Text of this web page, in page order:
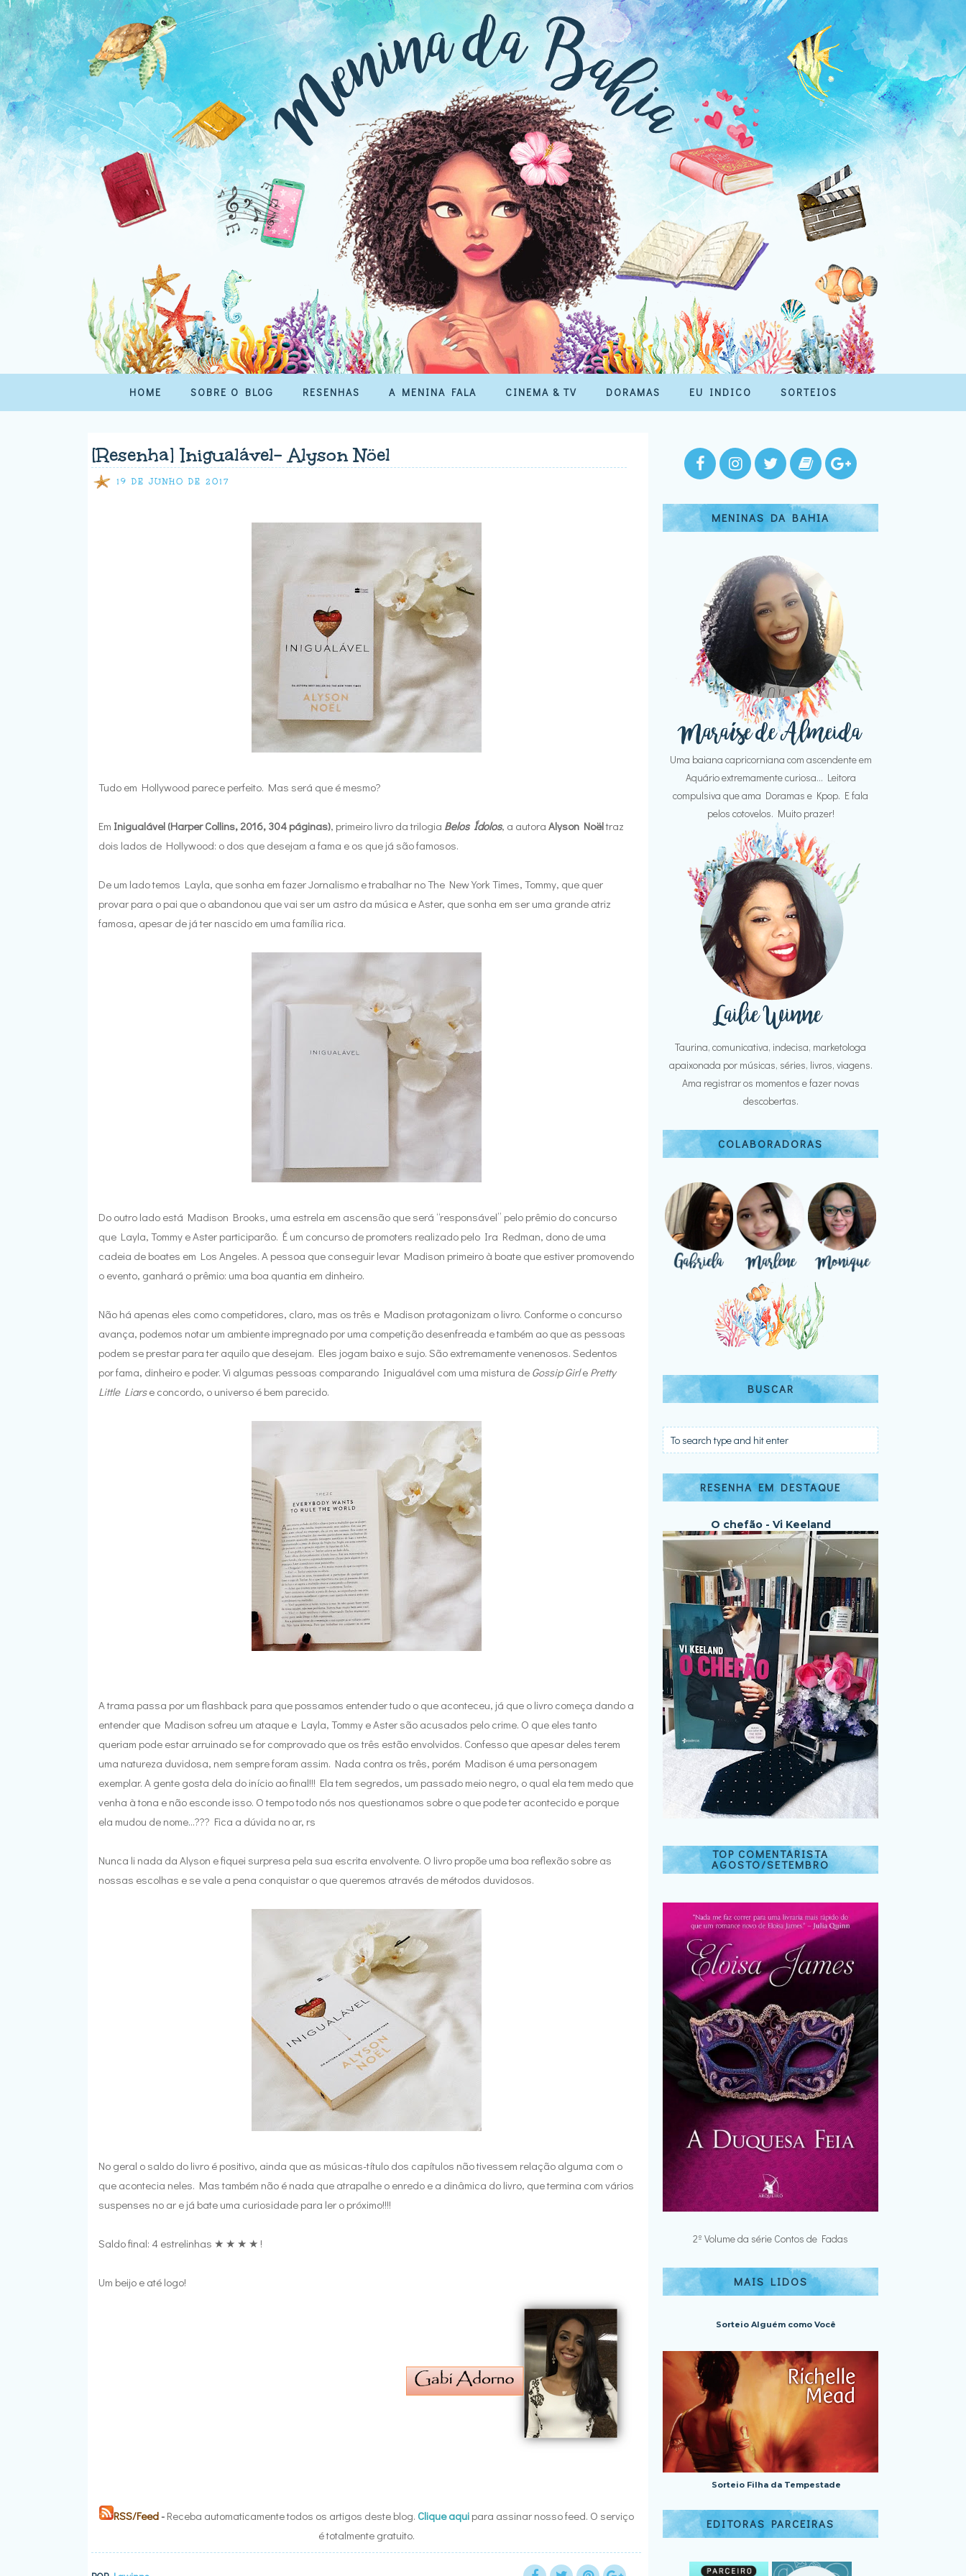
HOME SOBRE O BLOG RESENHAS A MENINA FALA CINEMA & TV DORAMAS EU INDICO SORTEIOS
[Resenha] Inigualável- Alyson Nöel
19 DE JUNHO DE 2017
Tudo em Hollywood parece perfeito. Mas será que é mesmo?
Em Inigualável (Harper Collins, 2016, 304 páginas), primeiro livro da trilogia Belos Ídolos, a autora Alyson Noëltraz
dois lados de Hollywood: o dos que desejam a fama e os que já são famosos.
De um lado temos Layla, que sonha em fazer Jornalismo e trabalhar no The New York Times, Tommy, que quer
provar para o pai que o abandonou que vai ser um astro da música e Aster, que sonha em ser uma grande atriz
famosa, apesar de já ter nascido em uma família rica.
Do outro lado está Madison Brooks, uma estrela em ascensão que será “responsável” pelo prêmio do concurso
que Layla, Tommy e Aster participarão. É um concurso de promoters realizado pelo Ira Redman, dono de uma
cadeia de boates em Los Angeles. A pessoa que conseguir levar Madison primeiro à boate que estiver promovendo
o evento, ganhará o prêmio: uma boa quantia em dinheiro.
Não há apenas eles como competidores, claro, mas os três e Madison protagonizam o livro. Conforme o concurso
avança, podemos notar um ambiente impregnado por uma competição desenfreada e também ao que as pessoas
podem se prestar para ter aquilo que desejam. Eles jogam baixo e sujo. São extremamente venenosos. Sedentos
por fama, dinheiro e poder. Vi algumas pessoas comparando Inigualável com uma mistura de Gossip Girle Pretty
Little Liarse concordo, o universo é bem parecido.
A trama passa por um flashback para que possamos entender tudo o que aconteceu, já que o livro começa dando a
entender que Madison sofreu um ataque e Layla, Tommy e Aster são acusados pelo crime. O que eles tanto
queriam pode estar arruinado se for comprovado que os três estão envolvidos. Confesso que apesar deles terem
uma natureza duvidosa, nem sempre foram assim. Nada contra os três, porém Madison é uma personagem
exemplar. A gente gosta dela do início ao final!!! Ela tem segredos, um passado meio negro, o qual ela tem medo que
venha à tona e não esconde isso. O tempo todo nós nos questionamos sobre o que pode ter acontecido e porque
ela mudou de nome...??? Fica a dúvida no ar, rs
Nunca li nada da Alyson e fiquei surpresa pela sua escrita envolvente. O livro propõe uma boa reflexão sobre as
nossas escolhas e se vale a pena conquistar o que queremos através de métodos duvidosos.
No geral o saldo do livro é positivo, ainda que as músicas-título dos capítulos não tivessem relação alguma com o
que acontecia neles. Mas também não é nada que atrapalhe o enredo e a dinâmica do livro, que termina com vários
suspenses no ar e já bate uma curiosidade para ler o próximo!!!!
Saldo final: 4 estrelinhas ★ ★ ★ ★ !
Um beijo e até logo!
RSS/Feed- Receba automaticamente todos os artigos deste blog. Clique aquipara assinar nosso feed. O serviço
é totalmente gratuito.
MENINAS DA BAHIA
Uma baiana capricorniana com ascendente em
Aquário extremamente curiosa... Leitora
compulsiva que ama Doramas e Kpop. E fala
pelos cotovelos. Muito prazer!
Taurina, comunicativa, indecisa, marketologa
apaixonada por músicas, séries, livros, viagens.
Ama registrar os momentos e fazer novas
descobertas.
COLABORADORAS
BUSCAR
RESENHA EM DESTAQUE
O chefão - Vi Keeland
TOP COMENTARISTA
AGOSTO/SETEMBRO
2º Volume da série Contos de Fadas
MAIS LIDOS
Sorteio Alguém como Você
Sorteio Filha da Tempestade
EDITORAS PARCEIRAS